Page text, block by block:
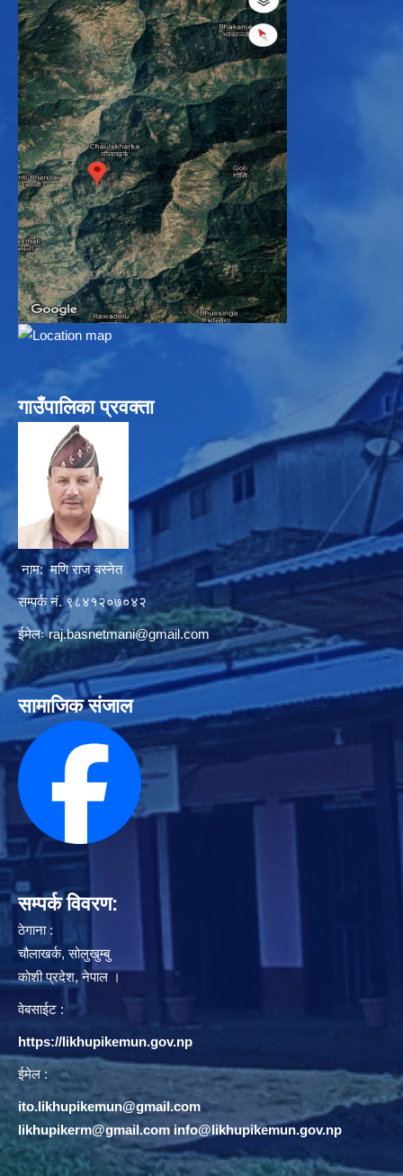
गाउँपालिका प्रवक्ता
नाम: मणि राज बस्नेत
सम्पर्क नं. ९८४१२०७०४२
ईमेलःraj.basnetmani@gmail.com
सामाजिक संजाल
सम्पर्क विवरण:
ठेगाना :
चौलाखर्क, सोलुखुम्बु
काेशी प्रदेश, नेपाल ।
वेबसाईट :
https://likhupikemun.gov.np
ईमेल :
ito.likhupikemun@gmail.com
likhupikerm@gmail.com/info@likhupikemun.gov.np